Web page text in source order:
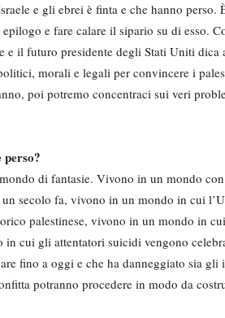
e gli ebrei è finta e che hanno perso.
e fare calare il sipario su di esso.
e il futuro presidente degli Stati Uniti
morali e legali per convincere i
poi potremo concentraci sui veri
perso?
di fantasie. Vivono in un mondo
secolo fa, vivono in un mondo in cui
palestinese, vivono in un mondo in
cui gli attentatori suicidi vengono
fino a oggi e che ha danneggiato sia
potranno procedere in modo da